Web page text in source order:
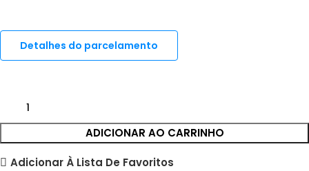
Detalhes do parcelamento
ADICIONAR AO CARRINHO
Adicionar À Lista De Favoritos